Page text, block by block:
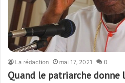
La rédaction mai 17, 2021 0
Quand le patriarche donne